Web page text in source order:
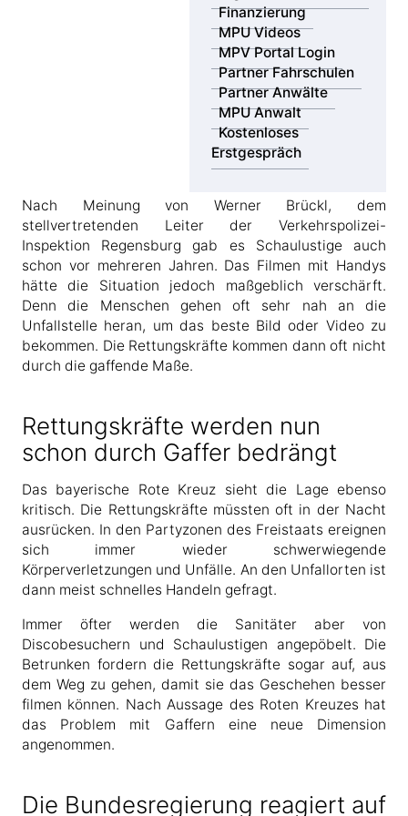
Finanzierung
MPU Videos
MPV Portal Login
Partner Fahrschulen
Partner Anwälte
MPU Anwalt
Kostenloses
Erstgespräch
Aufmerksamkeit auf Kosten der
Die meisten dieser Gaffer verstehen aber nicht, dass
ihr Drang nach Aufmerksamkeit die Rettung der Opfer
in großem Maße behindert. Die Polizei, Feuerwehrleute
und Notärzte verstehen das rücksichtslose Verhalten
Nach Meinung von Werner Brückl, dem
stellvertretenden Leiter der Verkehrspolizei-
Inspektion Regensburg gab es Schaulustige auch
schon vor mehreren Jahren. Das Filmen mit Handys
hätte die Situation jedoch maßgeblich verschärft.
Denn die Menschen gehen oft sehr nah an die
Unfallstelle heran, um das beste Bild oder Video zu
bekommen. Die Rettungskräfte kommen dann oft nicht
durch die gaffende Maße.
Rettungskräfte werden nun
schon durch Gaffer bedrängt
Das bayerische Rote Kreuz sieht die Lage ebenso
kritisch. Die Rettungskräfte müssten oft in der Nacht
ausrücken. In den Partyzonen des Freistaats ereignen
sich immer wieder schwerwiegende
Körperverletzungen und Unfälle. An den Unfallorten ist
dann meist schnelles Handeln gefragt.
Immer öfter werden die Sanitäter aber von
Discobesuchern und Schaulustigen angepöbelt. Die
Betrunken fordern die Rettungskräfte sogar auf, aus
dem Weg zu gehen, damit sie das Geschehen besser
filmen können. Nach Aussage des Roten Kreuzes hat
das Problem mit Gaffern eine neue Dimension
angenommen.
Die Bundesregierung reagiert auf